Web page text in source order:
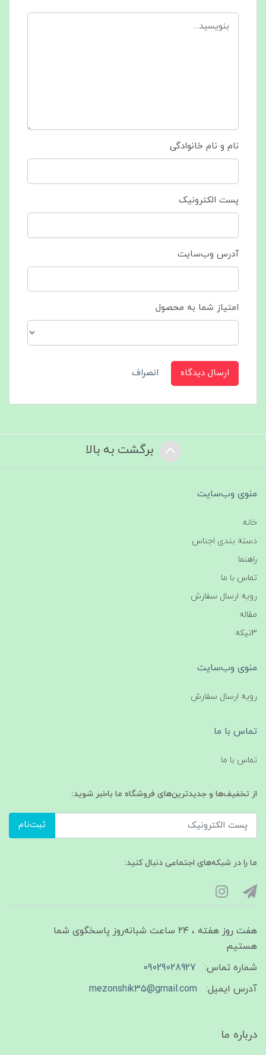
نام و نام خانوادگی
پست الکترونیک
آدرس وب‌سایت
امتیاز شما به محصول
ارسال دیدگاه انصراف
برگشت به بالا
منوی وب‌سایت
خانه
دسته بندی اجناس
راهنما
تماس با ما
رویه ارسال سفارش
مقاله
3تیکه
منوی وب‌سایت
رویه ارسال سفارش
تماس با ما
تماس با ما
از تخفیف‌ها و جدیدترین‌های فروشگاه ما باخبر شوید:
ثبت‌نام
ما را در شبکه‌های اجتماعی دنبال کنید:
هفت روز هفته ، ۲۴ ساعت شبانه‌روز پاسخگوی شما
هستیم
شماره تماس:
09029028927
آدرس ایمیل:
mezonshik35@gmail.com
درباره ما